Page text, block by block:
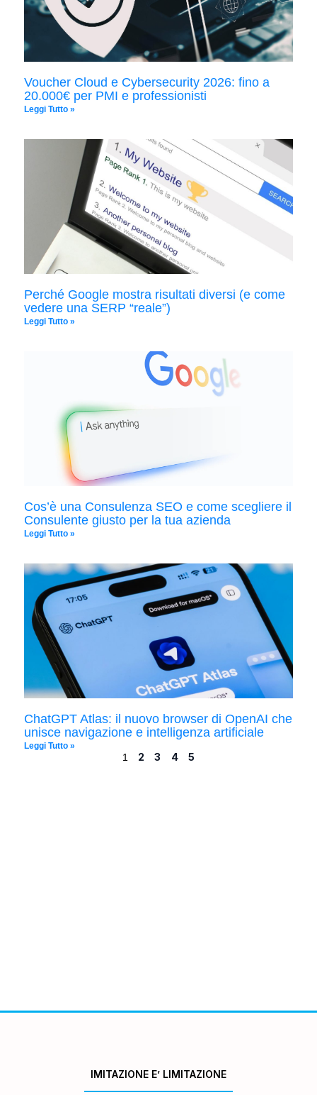
Voucher Cloud e Cybersecurity 2026: fino a
20.000€ per PMI e professionisti
Leggi Tutto »
Perché Google mostra risultati diversi (e come
vedere una SERP “reale”)
Leggi Tutto »
Cos’è una Consulenza SEO e come scegliere il
Consulente giusto per la tua azienda
Leggi Tutto »
ChatGPT Atlas: il nuovo browser di OpenAI che
unisce navigazione e intelligenza artificiale
Leggi Tutto »
1 2 3 4 5
IMITAZIONE E’ LIMITAZIONE